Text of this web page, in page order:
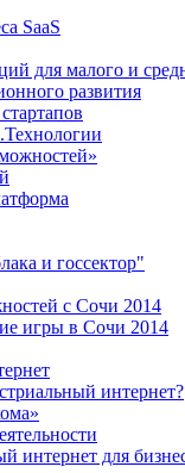
SaaS
для малого и
развития
и госсектор"
с Сочи 2014
игры в Сочи 2014
интернет?
интернет для